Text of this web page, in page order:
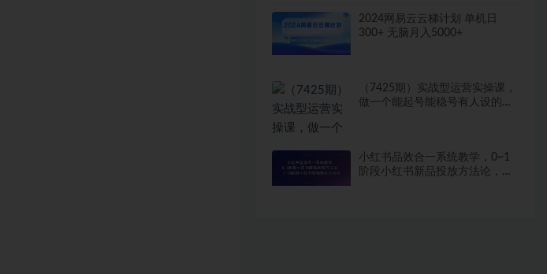
2024网易云云梯计划 单机日
300+ 无脑月入5000+
（7425期）实战型运营实操课，
做一个能起号能稳号有人设的变
小红书品效合一系统教学，​0~1
阶段小红书新品投放方法论，​